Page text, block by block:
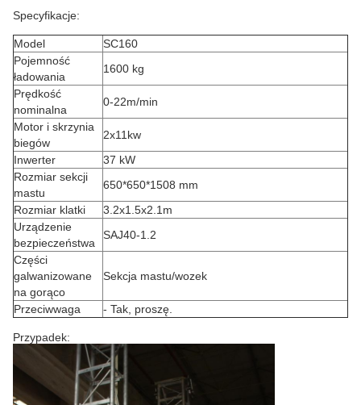
Specyfikacje:
Model
SC160
Pojemność
ładowania
1600 kg
Prędkość
nominalna
0-22m/min
Motor i skrzynia
biegów
2x11kw
Inwerter
37 kW
Rozmiar sekcji
mastu
650*650*1508 mm
Rozmiar klatki
3.2x1.5x2.1m
Urządzenie
bezpieczeństwa
SAJ40-1.2
Części
galwanizowane
na gorąco
Sekcja mastu/wozek
Przeciwwaga - Tak, proszę.
Przypadek: